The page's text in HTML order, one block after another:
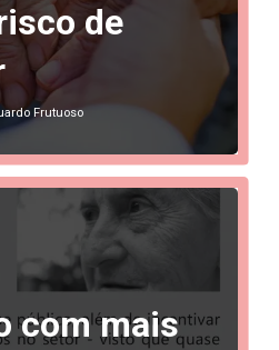
de
Frutuoso
com mais